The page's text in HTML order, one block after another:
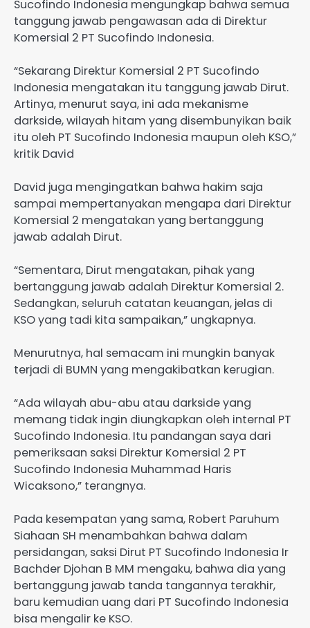
Sucofindo Indonesia mengungkap bahwa semua
tanggung jawab pengawasan ada di Direktur
Komersial 2 PT Sucofindo Indonesia.
“Sekarang Direktur Komersial 2 PT Sucofindo
Indonesia mengatakan itu tanggung jawab Dirut.
Artinya, menurut saya, ini ada mekanisme
darkside, wilayah hitam yang disembunyikan baik
itu oleh PT Sucofindo Indonesia maupun oleh KSO,”
kritik David
David juga mengingatkan bahwa hakim saja
sampai mempertanyakan mengapa dari Direktur
Komersial 2 mengatakan yang bertanggung
jawab adalah Dirut.
“Sementara, Dirut mengatakan, pihak yang
bertanggung jawab adalah Direktur Komersial 2.
Sedangkan, seluruh catatan keuangan, jelas di
KSO yang tadi kita sampaikan,” ungkapnya.
Menurutnya, hal semacam ini mungkin banyak
terjadi di BUMN yang mengakibatkan kerugian.
“Ada wilayah abu-abu atau darkside yang
memang tidak ingin diungkapkan oleh internal PT
Sucofindo Indonesia. Itu pandangan saya dari
pemeriksaan saksi Direktur Komersial 2 PT
Sucofindo Indonesia Muhammad Haris
Wicaksono,” terangnya.
Pada kesempatan yang sama, Robert Paruhum
Siahaan SH menambahkan bahwa dalam
persidangan, saksi Dirut PT Sucofindo Indonesia Ir
Bachder Djohan B MM mengaku, bahwa dia yang
bertanggung jawab tanda tangannya terakhir,
baru kemudian uang dari PT Sucofindo Indonesia
bisa mengalir ke KSO.